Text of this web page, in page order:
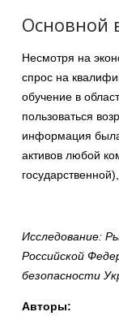
Основной
Несмотря на
спрос на
обучение в
пользоваться
информация
активов любой
Исследование:
Российской
безопасности
Авторы: